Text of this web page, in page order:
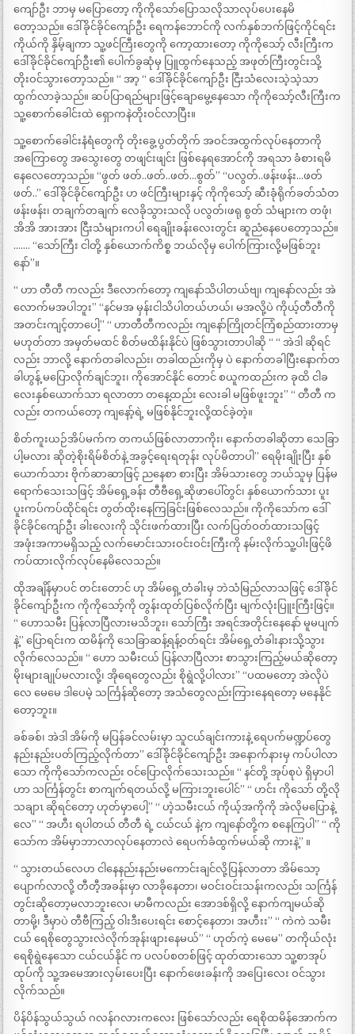
ကျော်ဦး ဘာမှ မပြောတော့ ကိုကိုသော်ပြောသလိုသာလုပ်ပေးနေမိ
တော့သည်။ ဒေါ်ခိုင်ခိုင်ကျော်ဦး ရေကန်ဘောင်ကို လက်နှစ်ဘက်ဖြင့်ကိုင်ရင်း
ကိုယ်ကို နှိမ့်ချကာ သူ့ဖင်ကြီးတွေကို ကော့ထားတော့ ကိုကိုသော့် လီးကြီးက
ဒေါ်ခိုင်ခိုင်ကျော်ဦး၏ ပေါက်ခွဆုံမှ ပြူထွက်နေသည့် အဖုတ်ကြီးတွင်းသို့
တိုးဝင်သွားတော့သည်။ “ အာ့ “ ဒေါ်ခိုင်ခိုင်ကျော်ဦး ငြီးသံလေးသဲ့သဲ့သာ
ထွက်လာခဲ့သည်။ ဆပ်ပြာရည်များဖြင့်ချောမွေ့နေသော ကိုကိုသော့်လီးကြီးက
သူ့စောက်ခေါင်းထဲ ရှောကနဲတိုးဝင်လာပြီး။
သူ့စောက်ခေါင်းနံရံတွေကို တိုးခွေ့ပွတ်တိုက် အဝင်အထွက်လုပ်နေတာကို
အကြောတွေ အသွေးတွေ တဖျင်းဖျင်း ဖြစ်နေရအောင်ကို အရသာ ခံစားရမိ
နေလေတော့သည်။ “ဖွတ် ဖတ်..ဖတ်..ဖတ်…စွတ်” “ပလွတ်..ဖန်းဖန်း…ဖတ်
ဖတ်..” ဒေါ်ခိုင်ခိုင်ကျော်ဦး ဟ ဖင်ကြီးများနှင့် ကိုကိုသော့် ဆီးခုံရိုက်ခတ်သံတ
ဖန်းဖန်း၊ တချက်တချက် လေခိုသွားသလို ပလွတ်၊ဖရု စွတ် သံများက တဖုံ၊
အိအိ အားအား ငြီးသံများကပါ ရေချိုးခန်းလေးတွင်း ဆူညံနေပေတော့သည်။
……. “သော်ကြီး ငါတို့ နှစ်ယောက်ကိစ္စ ဘယ်လိုမှ ပေါက်ကြားလို့မဖြစ်ဘူး
နော်”။
“ ဟာ တီတီ ကလည်း ဒီလောက်တော့ ကျနော်သိပါတယ်ဗျ၊ ကျနော်လည်း အဲ
လောက်မအပါဘူး” “နင်မအ မှန်းငါသိပါတယ်ဟယ်၊ မအလို့ပဲ ကိုယ့်တီတီကို
အတင်းကျင့်တာပေါ့” “ ဟာတီတီကလည်း ကျနော်ကြိုတင်ကြံစည်ထားတာမှ
မဟုတ်တာ အမှတ်မထင် စိတ်မထိန်းနိုင်ပဲ ဖြစ်သွားတာပါဆို “ “ အဲဒါ ဆိုရင်
လည်း ဘာလို့ နောက်တခါလည်း၊ တခါထည်းကိုမှ ပဲ နောက်တခါပြီးနောက်တ
ခါဟွန့် မပြောလိုက်ချင်ဘူး၊ ကိုအောင်နိုင် တောင် စယူကထည်းက ခုထိ ငါခ
လေးနှစ်ယောက်သာ ရလာတာ တနေ့ထည်း လေးခါ မဖြစ်ဖူးဘူး” “ တီတီ က
လည်း တကယ်တော့ ကျနော့်ရဲ့ မဖြစ်နိုင်ဘူးလို့ထင်ခဲ့တဲ့။
စိတ်ကူးယဉ်အိပ်မက်က တကယ်ဖြစ်လာတာကိုး၊ နောက်တခါဆိုတာ သေခြာ
ပါ့မလား ဆိုတဲ့စိုးရိမ်စိတ်နဲ့ အခွင့်ရေးရတုန်း လုပ်မိတာပါ” ရေမိုးချိုးပြီး နှစ်
ယောက်သား ဗိုက်ဆာဆာဖြင့် ညနေစာ စားပြီး အိမ်သားတွေ ဘယ်သူမှ ပြန်မ
ရောက်သေးသဖြင့် အိမ်ရှေ့ခန်း တီဗီရှေ့ဆိုဖာပေါ်တွင်၊ နှစ်ယောက်သား ပူး
ပူးကပ်ကပ်ထိုင်ရင်း တွတ်ထိုးနေကြခြင်းဖြစ်လေသည်။ ကိုကိုသော်က ဒေါ်
ခိုင်ခိုင်ကျော်ဦး ခါးလေးကို သိုင်းဖက်ထားပြီး လက်ပြတ်ဝတ်ထားသဖြင့်
အဖုံးအကာမရှိသည့် လက်မောင်းသားဝင်းဝင်းကြီးကို နမ်းလိုက်သူ့ပါးဖြင့်ဖိ
ကပ်ထားလိုက်လုပ်နေမိလေသည်။
ထိုအချိန်မှာပင် တင်းတောင် ဟု အိမ်ရှေ့တံခါးမှ ဘဲသံမြည်လာသဖြင့် ဒေါ်ခိုင်
ခိုင်ကျော်ဦးက ကိုကိုသော့်ကို တွန်းထုတ်ပြစ်လိုက်ပြီး မျက်လုံးပြူးကြီးဖြင့်။
“ ဟောသမီး ပြန်လာပြီလားမသိဘူး၊ သော်ကြီး အရင်အတိုင်းနေနော် မူမပျက်
နဲ့” ပြောရင်းက ထမိန်ကို သေခြာဆန့်ရန့်ဝတ်ရင်း အိမ်ရှေ့တံခါးနားသို့သွား
လိုက်လေသည်။ “ ဟော သမီးငယ် ပြန်လာပြီလား စာသွားကြည့်မယ်ဆိုတော့
မိုးများချုပ်မလားလို့၊ အိုရေတွေလည်း စိုရွဲလို့ပါလား” “ပထမတော့ အဲလိုပဲ
လေ မေမေ ဒါပေမဲ့ သင်္ကြန်ဆိုတော့ အသံတွေလည်းကြားနေရတော့ မနေနိုင်
တော့ဘူး။
ခစ်ခစ်၊ အဲဒါ အိမ်ကို မပြန်ခင်လမ်းမှာ သူငယ်ချင်းကားနဲ့ ရေပက်မဏ္ဍပ်တွေ
နည်းနည်းပတ်ကြည့်လိုက်တာ” ဒေါ်ခိုင်ခိုင်ကျော်ဦး အနောက်နားမှ ကပ်ပါလာ
သော ကိုကိုသော်ကလည်း ဝင်ပြောလိုက်သေးသည်။ “ နင်တို့ အုပ်စုပဲ ရှိမှာပါ
ဟာ သင်္ကြန်တွင်း စာကျက်ရတယ်လို့ မကြားဘူးပေါင်” “ ဟင်း ကိုသော် တို့လို
သချာၤ ဆိုရင်တော့ ဟုတ်မှာပေါ့” “ ဟဲ့သမီးငယ် ကိုယ့်အကိုကို အဲလိုမပြောနဲ့
လေ” “ အဟီး ရပါတယ် တီတီ ရဲ့ ငယ်ငယ် နဲ့က ကျနော်တို့က စနေကြပါ” “ ကို
သော်က အိမ်မှာဘာလာလုပ်နေတာလဲ ရေပက်ခံထွက်မယ်ဆို ကားနဲ့” ။
“ သွားတယ်လေဟ ငါနေနည်းနည်းမကောင်းချင်လို့ပြန်လာတာ အိမ်သော့
ပျောက်လာလို့ တီတီ့အခန်းမှာ လာခိုနေတာ၊ မဝင်းဝင်းသန်းကလည်း သင်္ကြန်
တွင်းဆိုတော့မလာဘူးလေ၊ မာမီကလည်း အောဒစ်ရှိလို့ နောက်ကျမယ်ဆို
တာမို့၊ ဒီမှာပဲ တီဗီကြည့် ဝါးဒီးပေးရင်း စောင့်နေတာ၊ အဟီးး” “ ကဲကဲ သမီး
ငယ် ရေစိုတွေသွားလဲလိုက်အုန်းဖျားနေမယ်” “ ဟုတ်ကဲ့ မေမေ” တကိုယ်လုံး
ရေစိုရွဲနေသော ငယ်ငယ်နိုင် က ပလပ်စတစ်ဖြင့် ထုတ်ထားသော သူ့စာအုပ်
ထုပ်ကို သူ့အမေအားလှမ်းပေးပြီး နောက်ဖေးခန်းကို အပြေးလေး ဝင်သွား
လိုက်သည်။
ပိန်ပိန်သွယ်သွယ် ဂလန်ဂလားကလေး ဖြစ်သော်လည်း ရေစိုထမိန်အောက်က